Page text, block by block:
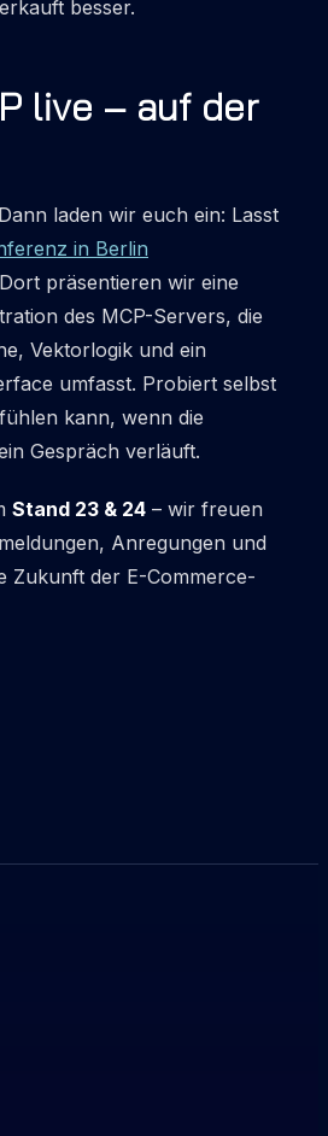
besser.
live – auf der
laden wir euch ein: Lasst
in Berlin
präsentieren wir eine
des MCP-Servers, die
Vektorlogik und ein
umfasst. Probiert selbst
kann, wenn die
Gespräch verläuft.
Stand 23 & 24 – wir freuen
Anregungen und
Zukunft der E-Commerce-